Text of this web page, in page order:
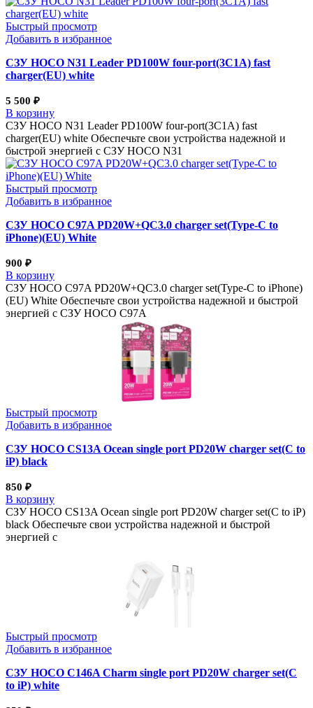
Быстрый просмотр
Добавить в избранное
СЗУ HOCO N31 Leader PD100W four-port(3C1A) fast
charger(EU) white
5 500 ₽
В корзину
СЗУ HOCO N31 Leader PD100W four-port(3C1A) fast
charger(EU) white Обеспечьте свои устройства надежной и
быстрой энергией с СЗУ HOCO N31
Быстрый просмотр
Добавить в избранное
СЗУ HOCO C97A PD20W+QC3.0 charger set(Type-C to
iPhone)(EU) White
900 ₽
В корзину
СЗУ HOCO C97A PD20W+QC3.0 charger set(Type-C to iPhone)
(EU) White Обеспечьте свои устройства надежной и быстрой
энергией с СЗУ HOCO C97A
Быстрый просмотр
Добавить в избранное
СЗУ HOCO CS13A Ocean single port PD20W charger set(C to
iP) black
850 ₽
В корзину
СЗУ HOCO CS13A Ocean single port PD20W charger set(C to iP)
black Обеспечьте свои устройства надежной и быстрой
энергией с
Быстрый просмотр
Добавить в избранное
СЗУ HOCO C146A Charm single port PD20W charger set(C
to iP) white